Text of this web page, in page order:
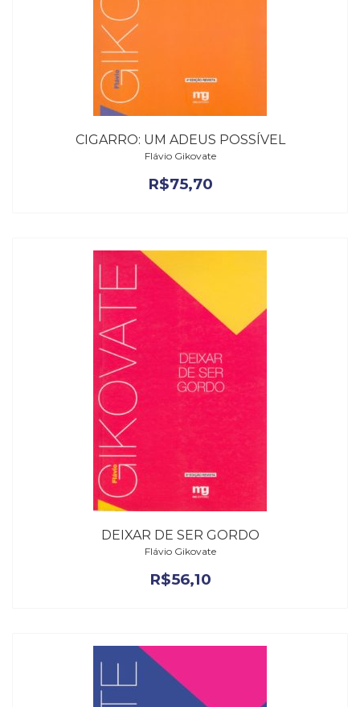
CIGARRO: UM ADEUS POSSÍVEL
Flávio Gikovate
R$75,70
DEIXAR DE SER GORDO
Flávio Gikovate
R$56,10